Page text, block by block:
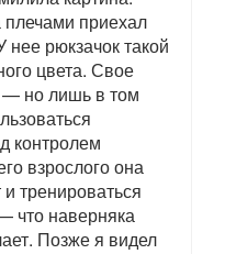
приехал
нее рюкзачок такой
цвета. Свое
но лишь в том
контролем
взрослого она
тренироваться
что наверняка
Позже я видел